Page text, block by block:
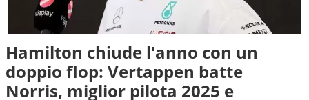
Hamilton chiude l'anno con un
doppio flop: Vertappen batte
Norris, miglior pilota 2025 e